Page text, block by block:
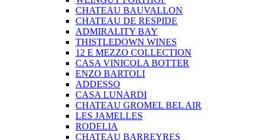
CHATEAU BAUVALLON
CHATEAU DE RESPIDE
ADMIRALITY BAY
THISTLEDOWN WINES
12 E MEZZO COLLECTION
CASA VINICOLA BOTTER
ENZO BARTOLI
ADDESSO
CASA LUNARDI
CHATEAU GROMEL BEL AIR
LES JAMELLES
RODELIA
CHATEAU BARREYRES